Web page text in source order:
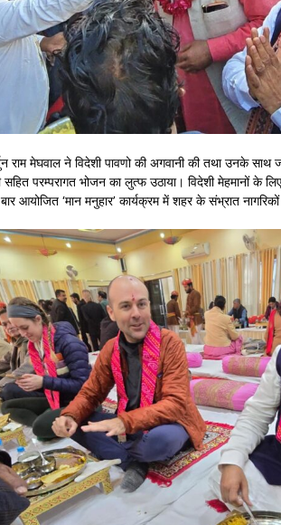
राम मेघवाल ने विदेशी पावणो की अगवानी की तथा उनके साथ
परम्परागत भोजन का लुत्फ उठाया। विदेशी मेहमानों के
आयोजित ‘मान मनुहार’ कार्यक्रम में शहर के संभ्रात